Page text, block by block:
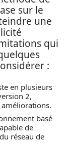
sur le
une
qui
:
en plusieurs
2,
améliorations.
basé
de
réseau de